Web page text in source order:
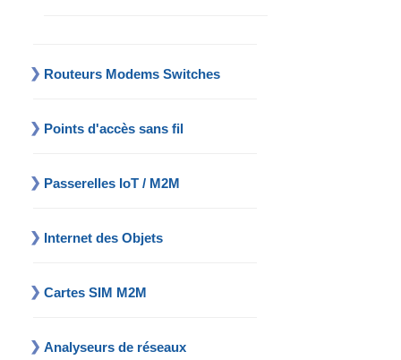
Routeurs Modems Switches
Points d'accès sans fil
Passerelles IoT / M2M
Internet des Objets
Cartes SIM M2M
Analyseurs de réseaux